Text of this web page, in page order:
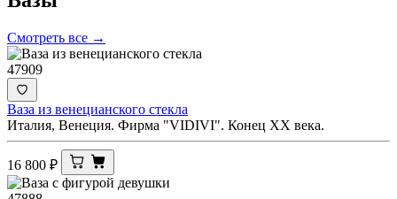
Смотреть все →
47909
Ваза из венецианского стекла
Италия, Венеция. Фирма "VIDIVI". Конец ХХ века.
16 800 ₽